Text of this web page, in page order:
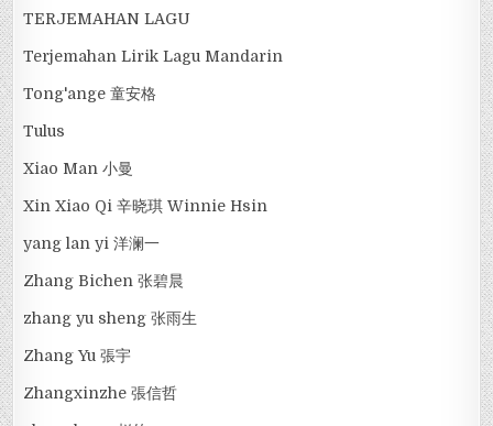
TERJEMAHAN LAGU
Terjemahan Lirik Lagu Mandarin
Tong'ange 童安格
Tulus
Xiao Man 小曼
Xin Xiao Qi 辛晓琪 Winnie Hsin
yang lan yi 洋澜一
Zhang Bichen 张碧晨
zhang yu sheng 张雨生
Zhang Yu 張宇
Zhangxinzhe 張信哲